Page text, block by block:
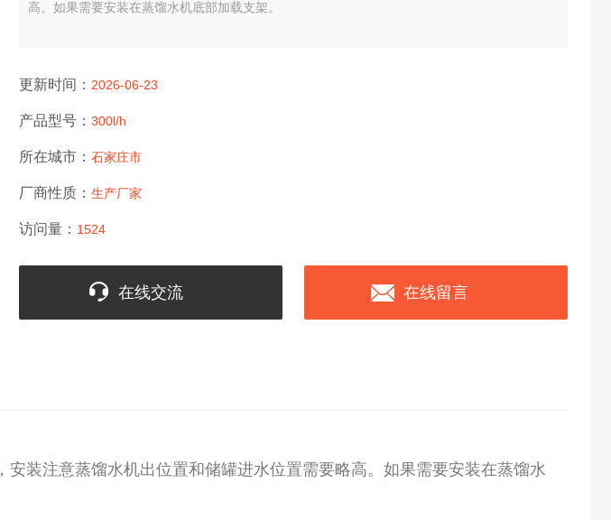
高。如果需要安装在蒸馏水机底部加载支架。
更新时间： 2026-06-23
产品型号： 300l/h
所在城市： 石家庄市
厂商性质： 生产厂家
访问量： 1524
在线交流 在线留言
，安装注意蒸馏水机出位置和储罐进水位置需要略高。如果需要安装在蒸馏水